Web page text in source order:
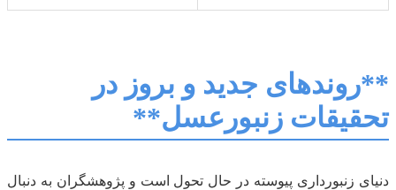
**روندهای جدید و بروز در
تحقیقات زنبورعسل**
دنیای زنبورداری پیوسته در حال تحول است و پژوهشگران به دنبال